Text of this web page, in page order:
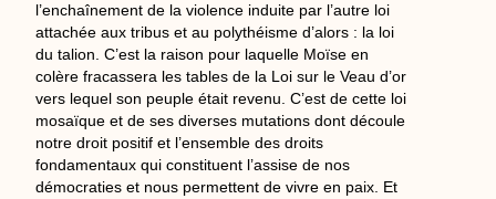
l’enchaînement de la violence induite par l’autre loi
attachée aux tribus et au polythéisme d’alors : la loi
du talion. C’est la raison pour laquelle Moïse en
colère fracassera les tables de la Loi sur le Veau d’or
vers lequel son peuple était revenu. C’est de cette loi
mosaïque et de ses diverses mutations dont découle
notre droit positif et l’ensemble des droits
fondamentaux qui constituent l’assise de nos
démocraties et nous permettent de vivre en paix. Et